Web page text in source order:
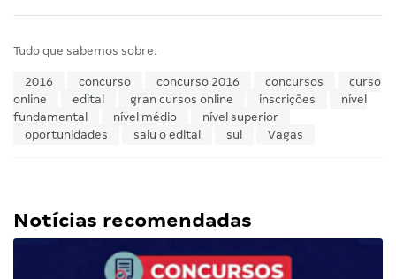
Tudo que sabemos sobre:
2016 concurso concurso 2016 concursos
curso
online
edital gran cursos online inscrições
nível
fundamental
nível médio
nível superior
oportunidades
saiu o edital sul Vagas
Notícias recomendadas